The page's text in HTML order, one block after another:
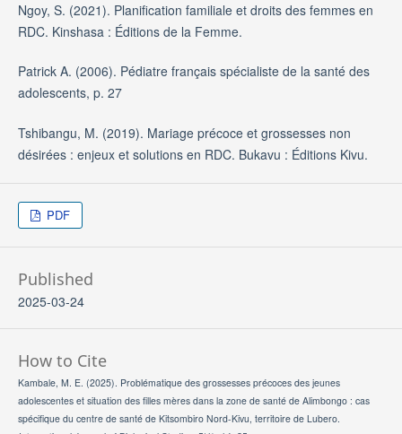
Ngoy, S. (2021). Planification familiale et droits des femmes en
RDC. Kinshasa : Éditions de la Femme.
Patrick A. (2006). Pédiatre français spécialiste de la santé des
adolescents, p. 27
Tshibangu, M. (2019). Mariage précoce et grossesses non
désirées : enjeux et solutions en RDC. Bukavu : Éditions Kivu.
PDF
Published
2025-03-24
How to Cite
Kambale, M. E. (2025). Problématique des grossesses précoces des jeunes
adolescentes et situation des filles mères dans la zone de santé de Alimbongo : cas
spécifique du centre de santé de Kitsombiro Nord-Kivu, territoire de Lubero.